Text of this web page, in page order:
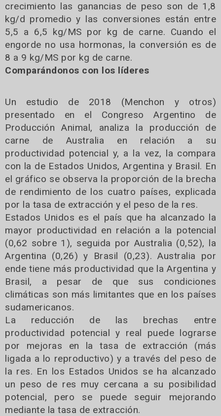
crecimiento las ganancias de peso son de 1,8
kg/d promedio y las conversiones están entre
5,5 a 6,5 kg/MS por kg de carne. Cuando el
engorde no usa hormonas, la conversión es de
8 a 9 kg/MS por kg de carne.
Comparándonos con los líderes
Un estudio de 2018 (Menchon y otros)
presentado en el Congreso Argentino de
Producción Animal, analiza la producción de
carne de Australia en relación a su
productividad potencial y, a la vez, la compara
con la de Estados Unidos, Argentina y Brasil. En
el gráfico se observa la proporción de la brecha
de rendimiento de los cuatro países, explicada
por la tasa de extracción y el peso de la res.
Estados Unidos es el país que ha alcanzado la
mayor productividad en relación a la potencial
(0,62 sobre 1), seguida por Australia (0,52), la
Argentina (0,26) y Brasil (0,23). Australia por
ende tiene más productividad que la Argentina y
Brasil, a pesar de que sus condiciones
climáticas son más limitantes que en los países
sudamericanos.
La reducción de las brechas entre
productividad potencial y real puede lograrse
por mejoras en la tasa de extracción (más
ligada a lo reproductivo) y a través del peso de
la res. En los Estados Unidos se ha alcanzado
un peso de res muy cercana a su posibilidad
potencial, pero se puede seguir mejorando
mediante la tasa de extracción.